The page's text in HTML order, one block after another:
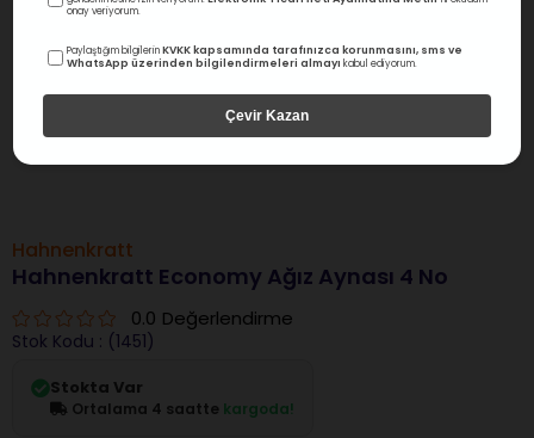
Hahnenkratt
Hahnenkratt Economy Ağız Aynası 4 No
0.0 Değerlendirme
Stok Kodu (1451)
Stokta Var
Ortalama 4 saatte kargoda!
onay veriyorum.
Paylaştığım bilgilerinKVKK kapsamında tarafınızca korunmasını, sms ve
WhatsApp üzerinden bilgilendirmeleri almayı kabul ediyorum.
Çevir Kazan